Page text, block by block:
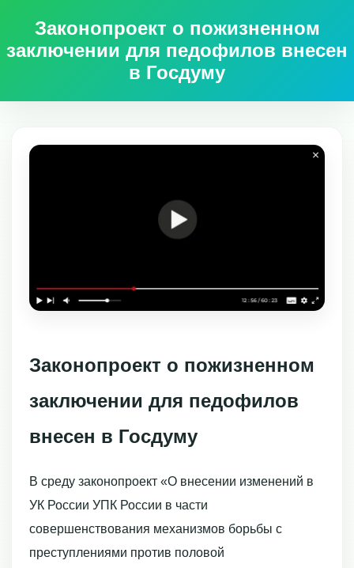
Законопроект о пожизненном
заключении для педофилов внесен
в Госдуму
Законопроект о пожизненном
заключении для педофилов
внесен в Госдуму
В среду законопроект «О внесении изменений в
УК России УПК России в части
совершенствования механизмов борьбы с
преступлениями против половой